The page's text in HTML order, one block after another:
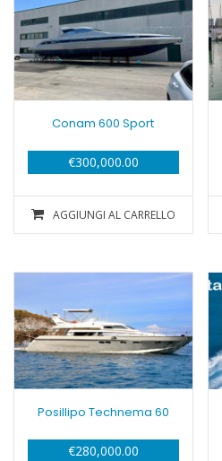
Conam 600 Sport
€300,000.00
AGGIUNGI AL CARRELLO
Posillipo Technema 60
€280,000.00